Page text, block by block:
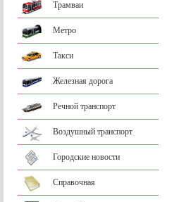
Трамваи
Метро
Такси
Железная дорога
Речной транспорт
Воздушный транспорт
Городские новости
Справочная